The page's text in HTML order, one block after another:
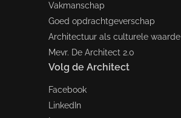
Vakmanschap
Goed opdrachtgeverschap
Architectuur als culturele waarde
Mevr. De Architect 2.0
Volg de Architect
Facebook
LinkedIn